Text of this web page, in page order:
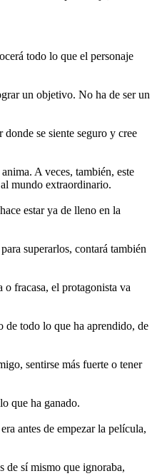
todo lo que el personaje
un objetivo. No ha de ser un
se siente seguro y cree
A veces, también, este
mundo extraordinario.
estar ya de lleno en la
superarlos, contará también
o fracasa, el protagonista va
de todo lo que ha aprendido, de
sentirse más fuerte o tener
que ha ganado.
antes de empezar la película,
de sí mismo que ignoraba,